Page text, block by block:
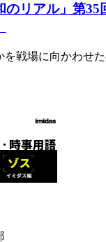
のリアル」第
を戦場に向かわせ